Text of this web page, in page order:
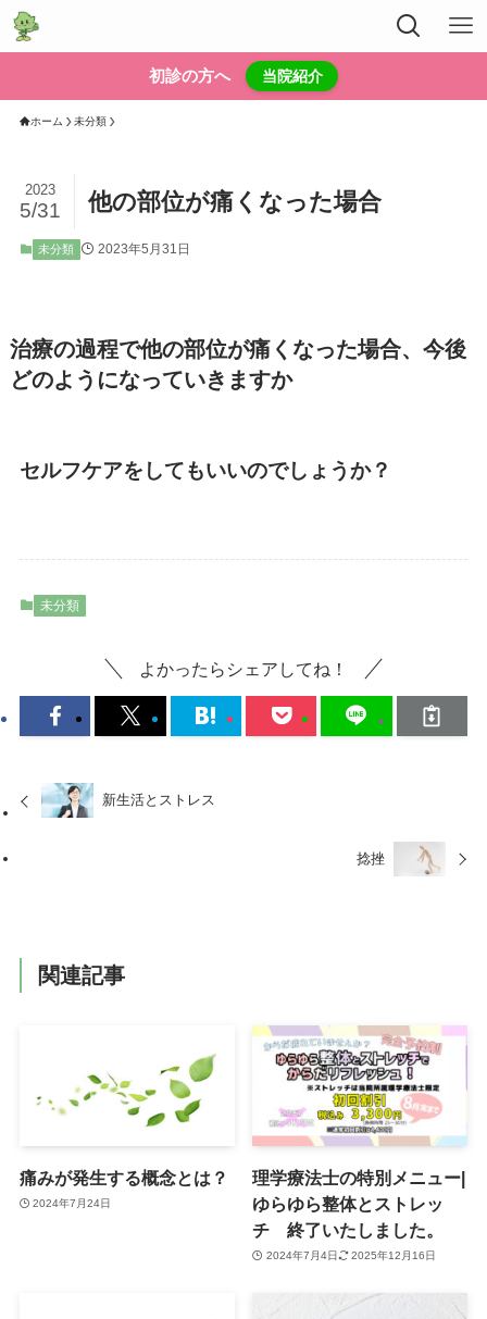
初診の方へ 当院紹介
ホーム 未分類
他の部位が痛くなった場合
2023
5/31
未分類 2023年5月31日
治療の過程で他の部位が痛くなった場合、今後
どのようになっていきますか
セルフケアをしてもいいのでしょうか？
未分類
よかったらシェアしてね！
新生活とストレス
捻挫
関連記事
痛みが発生する概念とは？
2024年7月24日
理学療法士の特別メニュー|
ゆらゆら整体とストレッ
チ 終了いたしました。
2024年7月4日 2025年12月16日